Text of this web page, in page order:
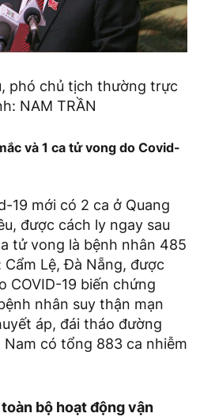
phó chủ tịch thường trực
NAM TRẦN
và 1 ca tử vong do Covid-
19 mới có 2 ca ở Quang
được cách ly ngay sau
tử vong là bệnh nhân 485
Lệ, Đà Nẵng, được
COVID-19 biến chứng
nhân suy thận mạn
áp, đái tháo đường
có tổng 883 ca nhiễm
bộ hoạt động vận